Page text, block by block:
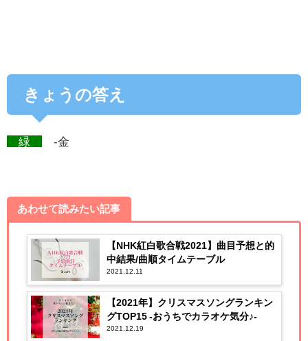
きょうの答え
緑 -金
あわせて読みたい記事
【NHK紅白歌合戦2021】曲目予想と的
中結果/曲順タイムテーブル
2021.12.11
【2021年】クリスマスソングランキン
グTOP15 -おうちでカラオケ気分♪-
2021.12.19